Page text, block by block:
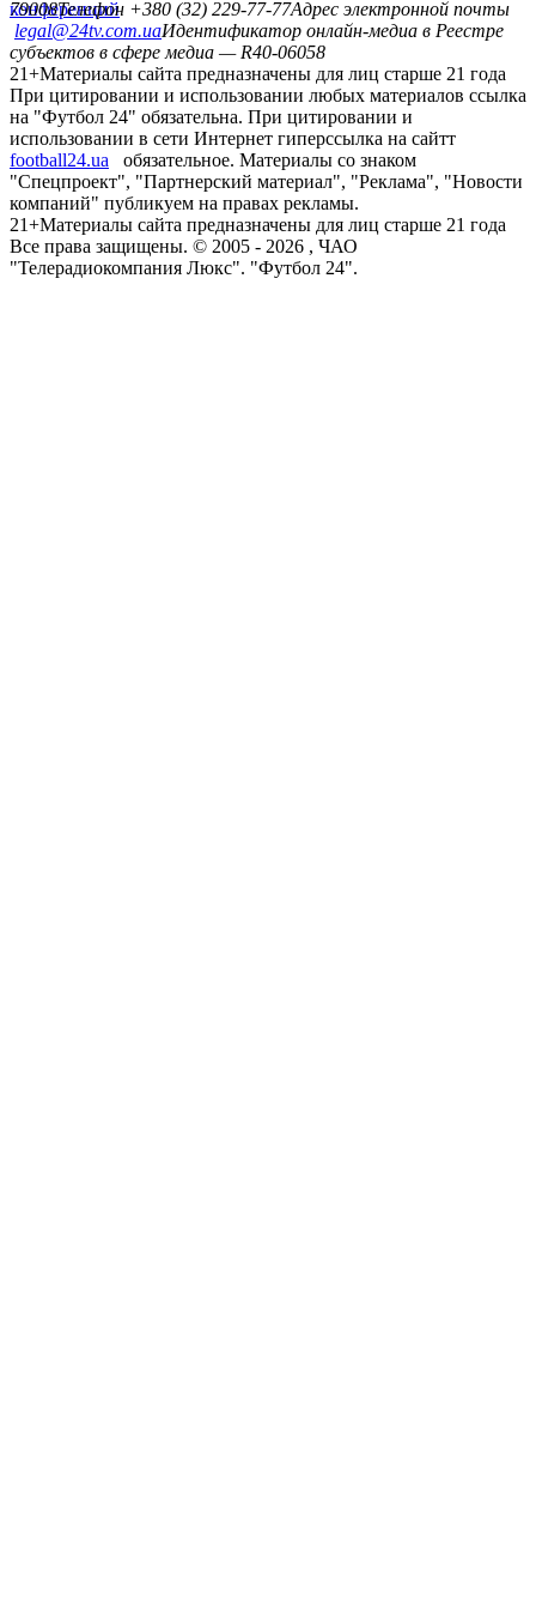
конференций
79008Телефон +380 (32) 229-77-77Адрес электронной почты
legal@24tv.com.uaИдентификатор онлайн-медиа в Реестре
субъектов в сфере медиа — R40-06058
21+Материалы сайта предназначены для лиц старше 21 года
При цитировании и использовании любых материалов ссылка
на "Футбол 24" обязательна. При цитировании и
использовании в сети Интернет гиперссылка на сайтт
football24.ua
обязательное. Материалы со знаком
"Спецпроект", "Партнерский материал", "Реклама", "Новости
компаний" публикуем на правах рекламы.
21+Материалы сайта предназначены для лиц старше 21 года
Все права защищены. © 2005 - 2026 , ЧАО
"Телерадиокомпания Люкс". "Футбол 24".